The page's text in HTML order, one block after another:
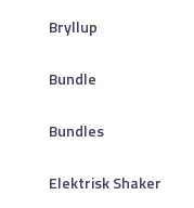
Bryllup
Bundle
Bundles
Elektrisk Shaker